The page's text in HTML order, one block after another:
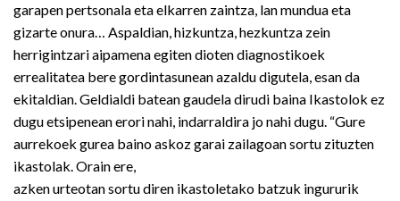
garapen pertsonala eta elkarren zaintza, lan mundua eta
gizarte onura… Aspaldian, hizkuntza, hezkuntza zein
herrigintzari aipamena egiten dioten diagnostikoek
errealitatea bere gordintasunean azaldu digutela, esan da
ekitaldian. Geldialdi batean gaudela dirudi baina Ikastolok ez
dugu etsipenean erori nahi, indarraldira jo nahi dugu. “Gure
aurrekoek gurea baino askoz garai zailagoan sortu zituzten
ikastolak. Orain ere,
azken urteotan sortu diren ikastoletako batzuk ingururik